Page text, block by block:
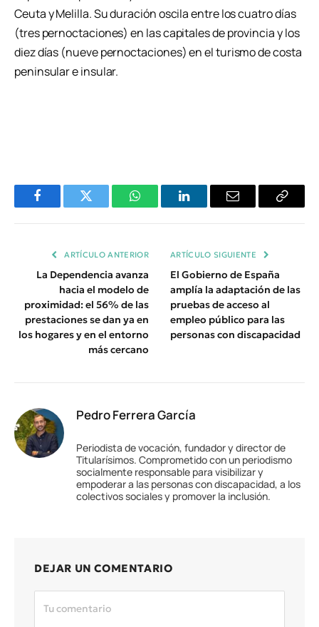
Ceuta y Melilla. Su duración oscila entre los cuatro días
(tres pernoctaciones) en las capitales de provincia y los
diez días (nueve pernoctaciones) en el turismo de costa
peninsular e insular.
FacebookTwitter WhatsAppLinkedInEmail
Copiar
ARTÍCULO ANTERIOR
La Dependencia avanza
hacia el modelo de
proximidad: el 56% de las
prestaciones se dan ya en
los hogares y en el entorno
más cercano
ARTÍCULO SIGUIENTE
El Gobierno de España
amplía la adaptación de las
pruebas de acceso al
empleo público para las
personas con discapacidad
Pedro Ferrera García
Periodista de vocación, fundador y director de
Titularísimos. Comprometido con un periodismo
socialmente responsable para visibilizar y
empoderar a las personas con discapacidad, a los
colectivos sociales y promover la inclusión.
DEJAR UN COMENTARIO